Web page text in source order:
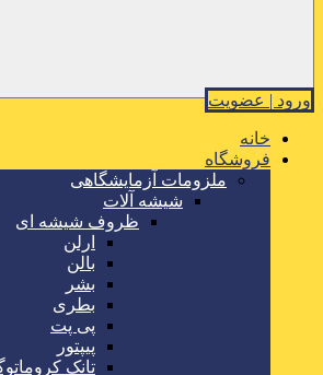
ورود | عضویت
خانه
فروشگاه
ملزومات آزمایشگاهی
شیشه آلات
ظروف شیشه ای
ارلن
بالن
بشر
بطری
پی پت
پیپتور
تانک